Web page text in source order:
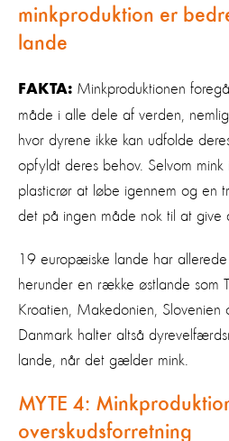
minkproduktion er
lande
FAKTA: Minkproduktionen
måde i alle dele af verden,
hvor dyrene ikke kan udfolde
opfyldt deres behov. Selvom
plasticrør at løbe igennem og en
det på ingen måde nok til at give
19 europæiske lande har allerede
herunder en række østlande som
Kroatien, Makedonien, Slovenien
Danmark halter altså
lande, når det gælder mink.
MYTE 4:
overskudsforretning